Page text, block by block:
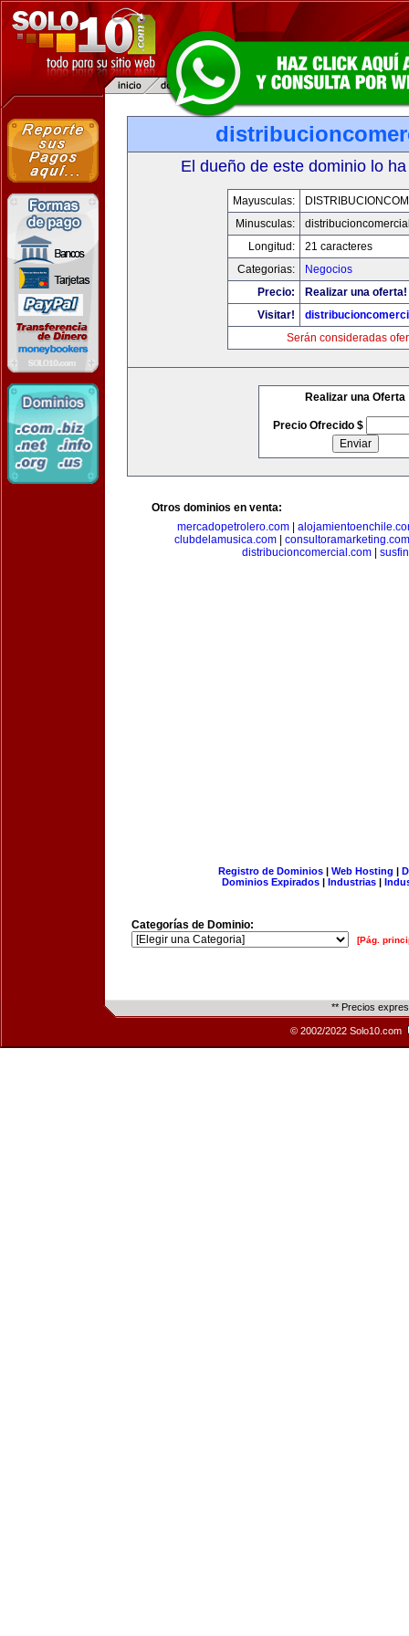
El dueño de este dominio lo
Mayusculas:
Minusculas:
Longitud:
21 caracteres
Categorias:
Negocios
Precio:
Realizar una oferta!
Visitar!
Serán consideradas
Realizar una Oferta
Precio Ofrecido $
Otros dominios en venta:
mercadopetrolero.com|
clubdelamusica.com
consultoramarketing.com
distribucioncomercial.com
Registro de Dominios| Web Hosting |
Dominios Expirados | Industrias |
Categorías de Dominio:
[Pág.
** Precios
© 2002/2022 Solo10.com